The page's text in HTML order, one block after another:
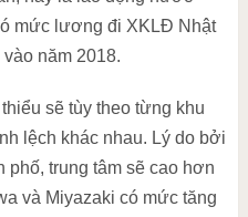
mức lương đi XKLĐ Nhật
năm 2018.
sẽ tùy theo từng khu
lệch khác nhau. Lý do bởi
phố, trung tâm sẽ cao hơn
và Miyazaki có mức tăng